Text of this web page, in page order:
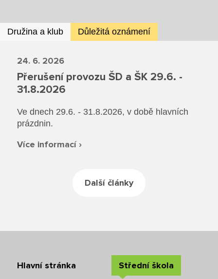
Ze života SŠ
Kontakty SŠ
Družina a klub Důležitá oznámení
24. 6. 2026
Přerušení provozu ŠD a ŠK 29.6. -
31.8.2026
Ve dnech 29.6. - 31.8.2026, v době hlavních
prázdnin.
Více informací ›
Další články
Hlavní stránka Střední škola